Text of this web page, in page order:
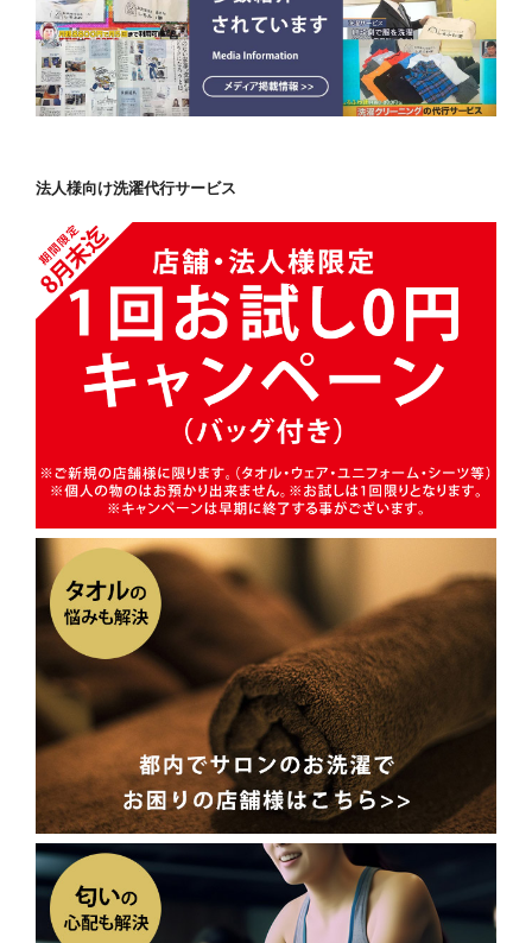
法人様向け洗濯代行サービス